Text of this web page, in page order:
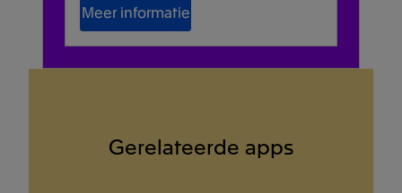
Meer informatie
Gerelateerde apps